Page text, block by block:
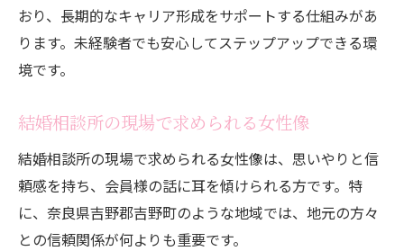
おり、長期的なキャリア形成をサポートする仕組みがあ
ります。未経験者でも安心してステップアップできる環
境です。
結婚相談所の現場で求められる女性像
結婚相談所の現場で求められる女性像は、思いやりと信
頼感を持ち、会員様の話に耳を傾けられる方です。特
に、奈良県吉野郡吉野町のような地域では、地元の方々
との信頼関係が何よりも重要です。